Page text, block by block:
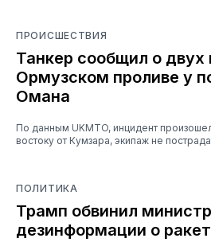
ПРОИСШЕСТВИЯ
Танкер сообщил о двух
Ормузском проливе у
Омана
По данным UKMTO, инцидент
востоку от Кумзара, экипаж не
ПОЛИТИКА
Трамп обвинил
дезинформации о